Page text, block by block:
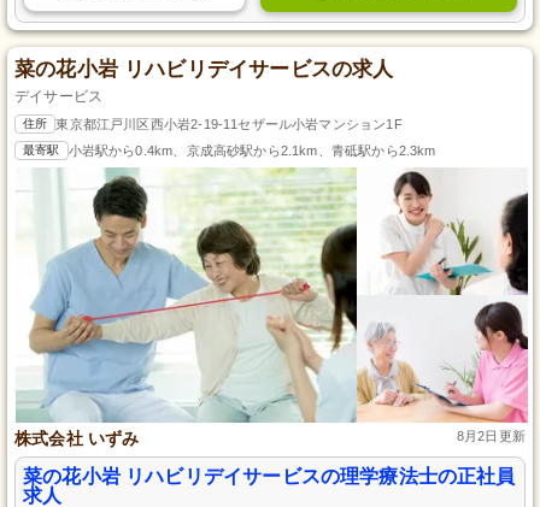
菜の花小岩 リハビリデイサービスの求人
デイサービス
住所 東京都江戸川区西小岩2-19-11セザール小岩マンション1F
最寄駅 小岩駅から0.4km、京成高砂駅から2.1km、青砥駅から2.3km
株式会社 いずみ 8月2日更新
菜の花小岩 リハビリデイサービスの理学療法士の正社員
求人